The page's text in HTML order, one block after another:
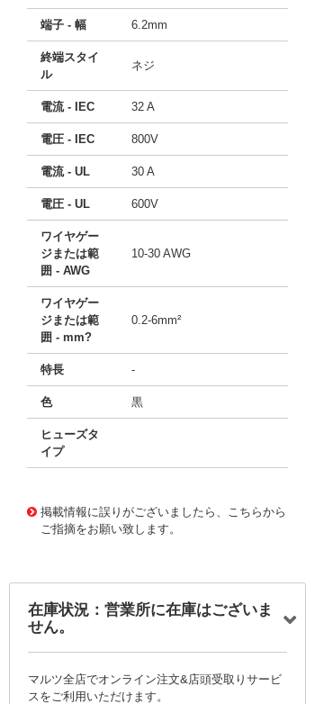
端子 - 幅 6.2mm
終端スタイ
ル
ネジ
電流 - IEC 32 A
電圧 - IEC 800V
電流 - UL 30 A
電圧 - UL 600V
ワイヤゲー
ジまたは範
囲 - AWG
10-30 AWG
ワイヤゲー
ジまたは範
囲 - mm?
0.2-6mm²
特長 -
色 黒
ヒューズタ
イプ
掲載情報に誤りがございましたら、こちらから
ご指摘をお願い致します。
在庫状況：営業所に在庫はございま
せん。
マルツ全店でオンライン注文&店頭受取りサービ
スをご利用いただけます。